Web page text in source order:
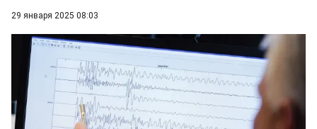
29 января 2025 08:03